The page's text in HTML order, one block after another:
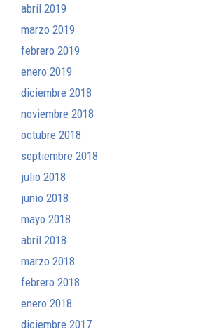
abril 2019
marzo 2019
febrero 2019
enero 2019
diciembre 2018
noviembre 2018
octubre 2018
septiembre 2018
julio 2018
junio 2018
mayo 2018
abril 2018
marzo 2018
febrero 2018
enero 2018
diciembre 2017